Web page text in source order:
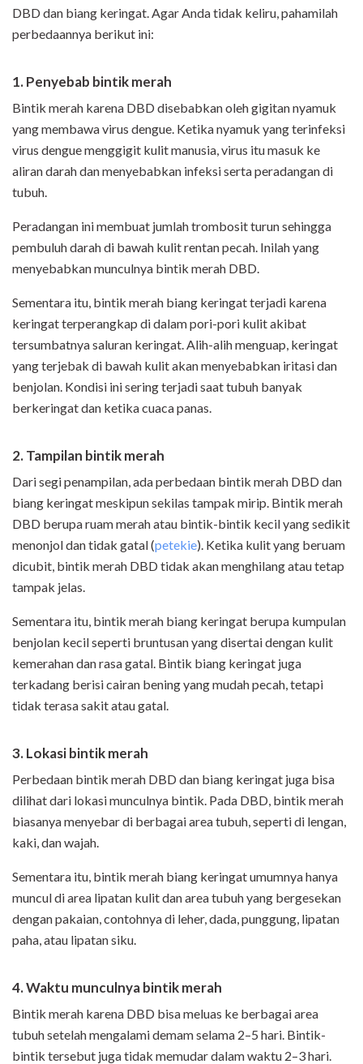
DBD dan biang keringat. Agar Anda tidak keliru, pahamilah
perbedaannya berikut ini:
1. Penyebab bintik merah
Bintik merah karena DBD disebabkan oleh gigitan nyamuk
yang membawa virus dengue. Ketika nyamuk yang terinfeksi
virus dengue menggigit kulit manusia, virus itu masuk ke
aliran darah dan menyebabkan infeksi serta peradangan di
tubuh.
Peradangan ini membuat jumlah trombosit turun sehingga
pembuluh darah di bawah kulit rentan pecah. Inilah yang
menyebabkan munculnya bintik merah DBD.
Sementara itu, bintik merah biang keringat terjadi karena
keringat terperangkap di dalam pori-pori kulit akibat
tersumbatnya saluran keringat. Alih-alih menguap, keringat
yang terjebak di bawah kulit akan menyebabkan iritasi dan
benjolan. Kondisi ini sering terjadi saat tubuh banyak
berkeringat dan ketika cuaca panas.
2. Tampilan bintik merah
Dari segi penampilan, ada perbedaan bintik merah DBD dan
biang keringat meskipun sekilas tampak mirip. Bintik merah
DBD berupa ruam merah atau bintik-bintik kecil yang sedikit
menonjol dan tidak gatal (petekie). Ketika kulit yang beruam
dicubit, bintik merah DBD tidak akan menghilang atau tetap
tampak jelas.
Sementara itu, bintik merah biang keringat berupa kumpulan
benjolan kecil seperti bruntusan yang disertai dengan kulit
kemerahan dan rasa gatal. Bintik biang keringat juga
terkadang berisi cairan bening yang mudah pecah, tetapi
tidak terasa sakit atau gatal.
3. Lokasi bintik merah
Perbedaan bintik merah DBD dan biang keringat juga bisa
dilihat dari lokasi munculnya bintik. Pada DBD, bintik merah
biasanya menyebar di berbagai area tubuh, seperti di lengan,
kaki, dan wajah.
Sementara itu, bintik merah biang keringat umumnya hanya
muncul di area lipatan kulit dan area tubuh yang bergesekan
dengan pakaian, contohnya di leher, dada, punggung, lipatan
paha, atau lipatan siku.
4. Waktu munculnya bintik merah
Bintik merah karena DBD bisa meluas ke berbagai area
tubuh setelah mengalami demam selama 2–5 hari. Bintik-
bintik tersebut juga tidak memudar dalam waktu 2–3 hari.